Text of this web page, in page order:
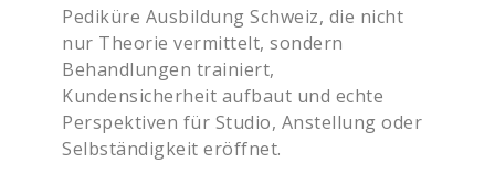
Pediküre Ausbildung Schweiz, die nicht
nur Theorie vermittelt, sondern
Behandlungen trainiert,
Kundensicherheit aufbaut und echte
Perspektiven für Studio, Anstellung oder
Selbständigkeit eröffnet.